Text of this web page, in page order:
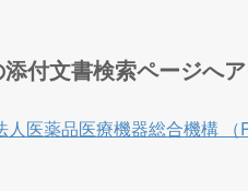
付文書検索ページへ
人医薬品医療機器総合機構 （